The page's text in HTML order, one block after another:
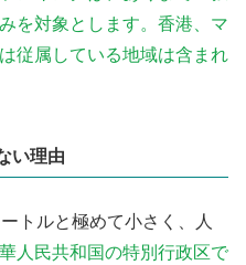
を対象とします。香港、マ
従属している地域は含まれ
い理由
トルと極めて小さく、人
人民共和国の特別行政区で